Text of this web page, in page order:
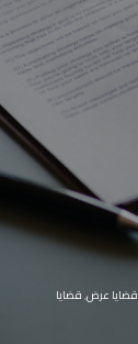
قضايا عرض,قضايا